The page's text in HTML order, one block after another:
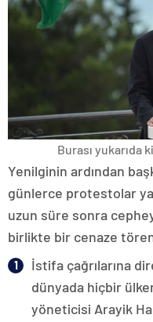
Burası yukarıda
Yenilginin ardından
günlerce protestolar
uzun süre sonra
birlikte bir cenaze
İstifa çağrılarına
dünyada hiçbir
yöneticisi Arayik